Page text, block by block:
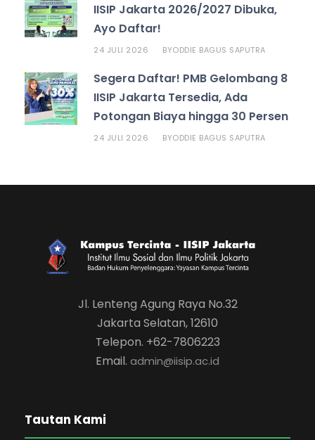
IISIP Jakarta 2026/2027 Dibuka,
Ayo Daftar!
24 JULI 2026 BYODDIE BAGUS SAPUTRA
Segera Daftar! PMB Gelombang 8
IISIP Jakarta Tersedia, Ada
Potongan Biaya hingga 30 Persen
24 JULI 2026 BYODDIE BAGUS SAPUTRA
Jl. Lenteng Agung Raya No.32
Jakarta Selatan, 12610
Telepon. +62-7806223
Email. admin@iisip.ac.id
Tautan Kami